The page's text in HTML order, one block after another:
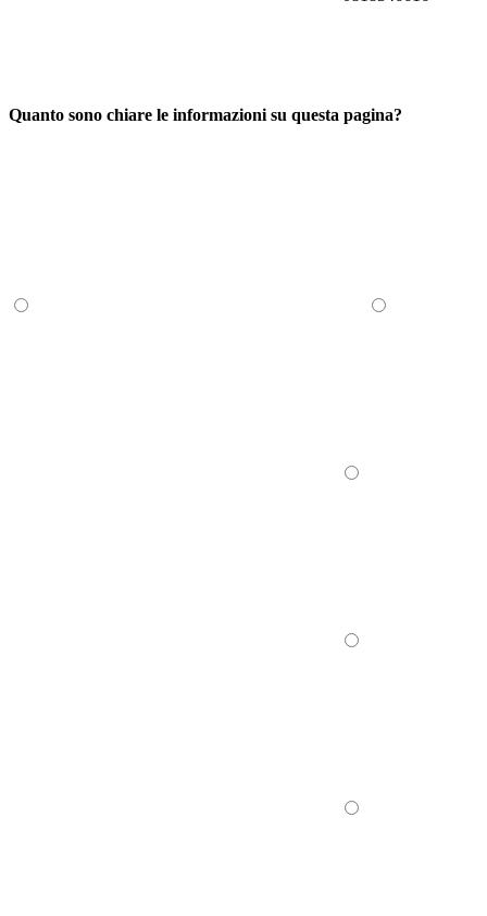
Quanto sono chiare le informazioni su questa pagina?